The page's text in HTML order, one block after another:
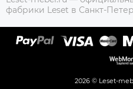
фабрики Leset в Санкт-
2026 © Leset-